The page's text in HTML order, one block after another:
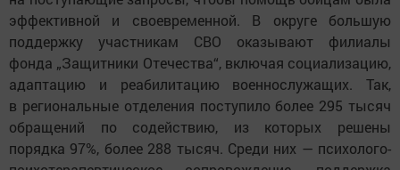
эффективной и своевременной. В округе большую
поддержку участникам СВО оказывают филиалы
фонда „Защитники Отечества“, включая социализацию,
адаптацию и реабилитацию военнослужащих. Так,
в региональные отделения поступило более 295 тысяч
обращений по содействию, из которых решены
порядка 97%, более 288 тысяч. Среди них — психолого-